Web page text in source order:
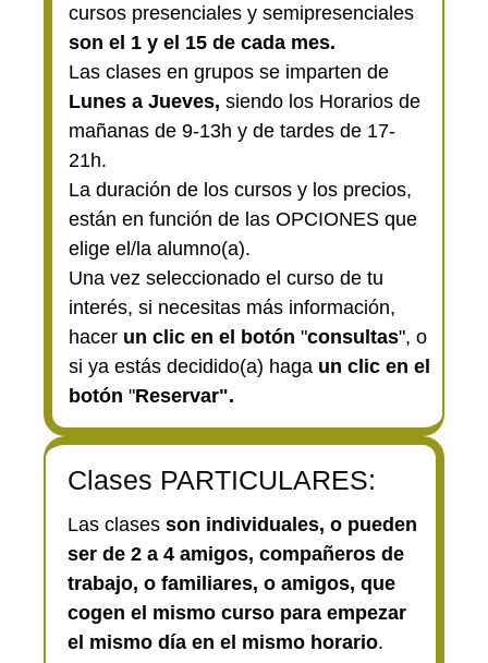
cursos presenciales y semipresenciales
son el 1 y el 15 de cada mes.
Las clases en grupos se imparten de
Lunes a Jueves, siendo los Horarios de
mañanas de 9-13h y de tardes de 17-
21h.
La duración de los cursos y los precios,
están en función de las OPCIONES que
elige el/la alumno(a).
Una vez seleccionado el curso de tu
interés, si necesitas más información,
hacer un clic en el botón "consultas", o
si ya estás decidido(a) haga un clic en el
botón "Reservar".
Clases PARTICULARES:
Las clases son individuales, o pueden
ser de 2 a 4 amigos, compañeros de
trabajo, o familiares, o amigos, que
cogen el mismo curso para empezar
el mismo día en el mismo horario.